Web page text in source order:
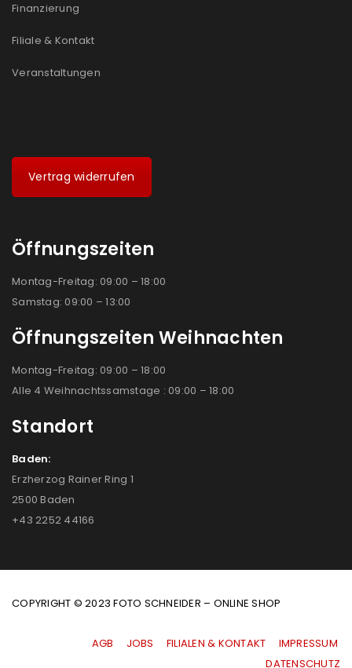
akzeptiere die
Finanzierung
Filiale & Kontakt
Veranstaltungen
Vertrag widerrufen
Öffnungszeiten
Montag-Freitag: 09:00 – 18:00
Samstag: 09:00 – 13:00
Öffnungszeiten Weihnachten
Montag-Freitag: 09:00 – 18:00
Alle 4 Weihnachtssamstage : 09:00 – 18:00
Standort
Baden:
Erzherzog Rainer Ring 1
2500 Baden
+43 2252 44166
COPYRIGHT © 2023 FOTO SCHNEIDER – ONLINE SHOP
AGB JOBS FILIALEN & KONTAKT
IMPRESSUM
|DATENSCHUTZ